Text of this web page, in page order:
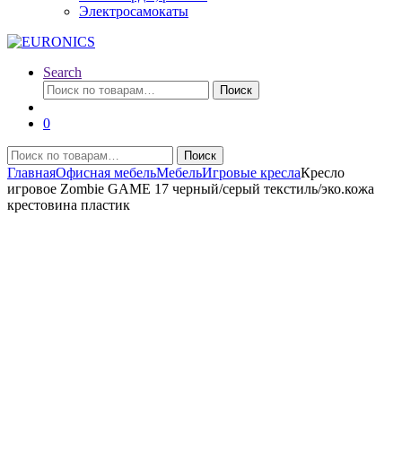
Электросамокаты
Search
Искать:
Поиск
0
Искать:
Поиск
ГлавнаяОфисная мебельМебельИгровые креслаКресло
игровое Zombie GAME 17 черный/серый текстиль/эко.кожа
крестовина пластик